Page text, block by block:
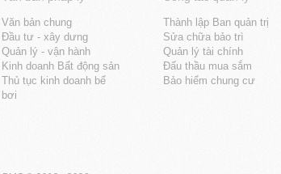
Văn bản chung
Đầu tư - xây dưng
Quản lý - vận hành
Kinh doanh Bất động sản
Thủ tục kinh doanh bể
bơi
Thành lập Ban quản trị
Sửa chữa bảo trì
Quản lý tài chính
Đấu thầu mua sắm
Bảo hiểm chung cư